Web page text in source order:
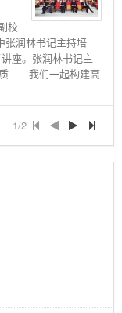
校
张润林书记主持培
座。张润林书记主
——我们一起构建高
1/2